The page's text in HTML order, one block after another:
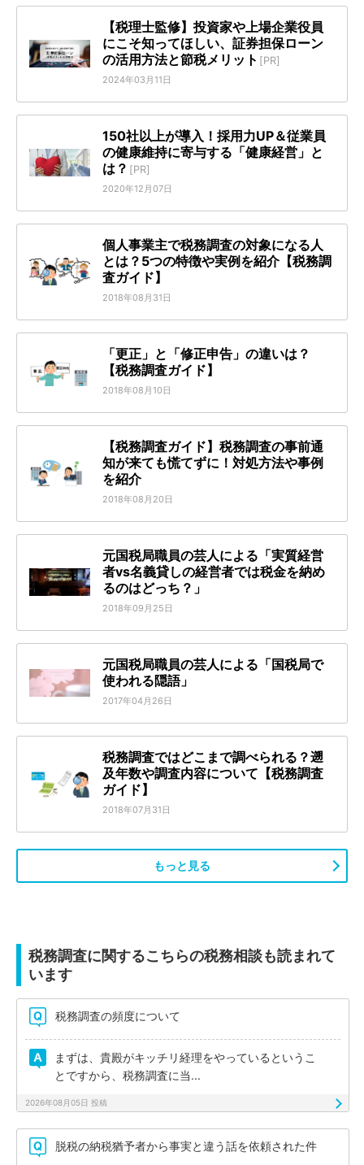
【税理士監修】投資家や上場企業役員
にこそ知ってほしい、証券担保ローン
の活用方法と節税メリット [PR]
2024年03月11日
150社以上が導入！採用力UP＆従業員
の健康維持に寄与する「健康経営」と
は？ [PR]
2020年12月07日
個人事業主で税務調査の対象になる人
とは？5つの特徴や実例を紹介【税務調
査ガイド】
2018年08月31日
「更正」と「修正申告」の違いは？
【税務調査ガイド】
2018年08月10日
【税務調査ガイド】税務調査の事前通
知が来ても慌てずに！対処方法や事例
を紹介
2018年08月20日
元国税局職員の芸人による「実質経営
者vs名義貸しの経営者では税金を納め
るのはどっち？」
2018年09月25日
元国税局職員の芸人による「国税局で
使われる隠語」
2017年04月26日
税務調査ではどこまで調べられる？遡
及年数や調査内容について【税務調査
ガイド】
2018年07月31日
もっと見る
税務調査に関するこちらの税務相談も読まれて
います
税務調査の頻度について
まずは、貴殿がキッチリ経理をやっているというこ
とですから、税務調査に当...
2026年08月05日 投稿
脱税の納税猶予者から事実と違う話を依頼された件